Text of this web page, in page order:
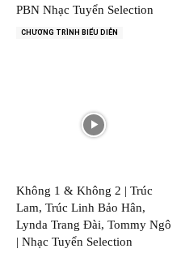
PBN Nhạc Tuyển Selection
CHƯƠNG TRÌNH BIỂU DIỄN
Không 1 & Không 2 | Trúc
Lam, Trúc Linh Bảo Hân,
Lynda Trang Đài, Tommy Ngô
| Nhạc Tuyển Selection